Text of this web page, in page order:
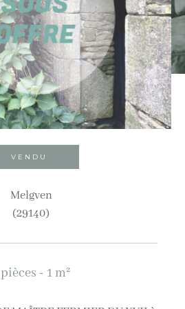
VENDU
Melgven
(29140)
- 1 m²